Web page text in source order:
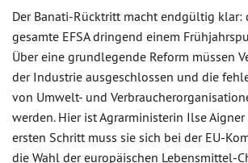
Der Banati-Rücktritt macht endgültig klar:
gesamte EFSA dringend einem
Über eine grundlegende Reform müssen
der Industrie ausgeschlossen und die
von Umwelt- und
werden. Hier ist Agrarministerin Ilse
ersten Schritt muss sie sich bei der EU-
die Wahl der europäischen Lebensmittel-